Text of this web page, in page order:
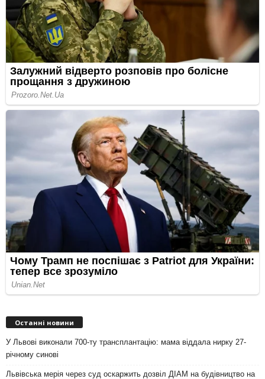
Останні новини
У Львові виконали 700-ту трансплантацію: мама віддала нирку 27-
річному синові
Львівська мерія через суд оскаржить дозвіл ДІАМ на будівництво на